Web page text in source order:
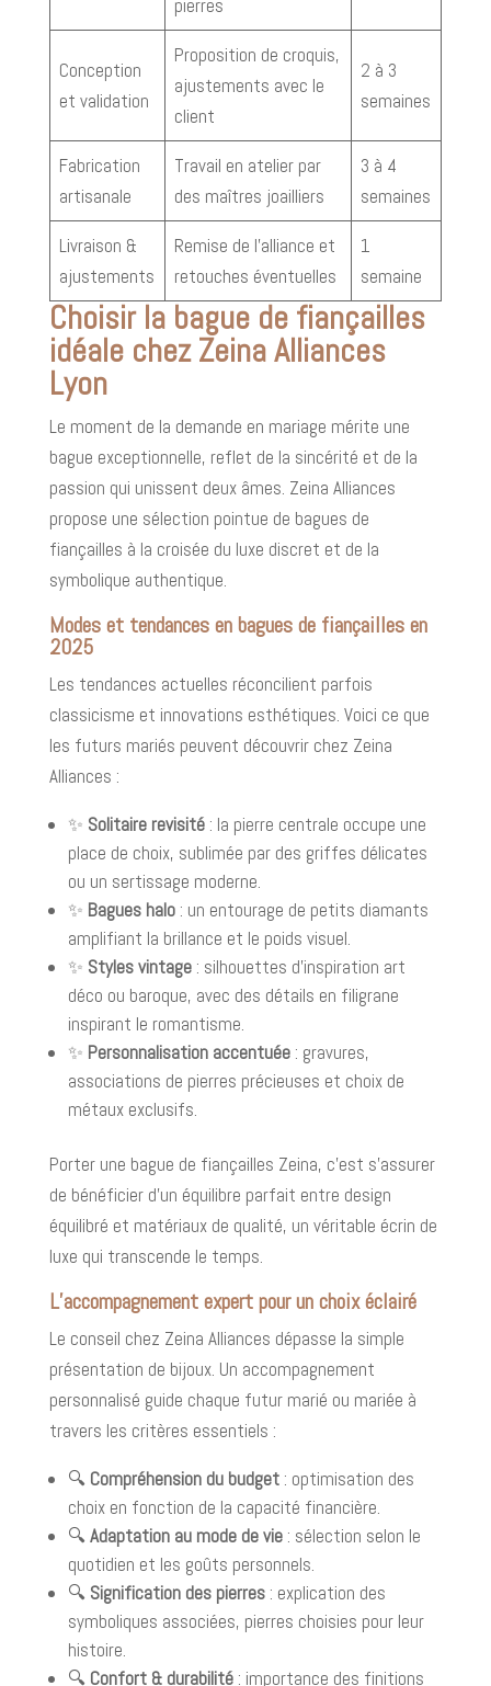
pierres
Conception
et validation
Proposition de croquis,
ajustements avec le
client
2 à 3
semaines
Fabrication
artisanale
Travail en atelier par
des maîtres joailliers
3 à 4
semaines
Livraison &
ajustements
Remise de l’alliance et
retouches éventuelles
1
semaine
Choisir la bague de fiançailles
idéale chez Zeina Alliances
Lyon
Le moment de la demande en mariage mérite une
bague exceptionnelle, reflet de la sincérité et de la
passion qui unissent deux âmes. Zeina Alliances
propose une sélection pointue de bagues de
fiançailles à la croisée du luxe discret et de la
symbolique authentique.
Modes et tendances en bagues de fiançailles en
2025
Les tendances actuelles réconcilient parfois
classicisme et innovations esthétiques. Voici ce que
les futurs mariés peuvent découvrir chez Zeina
Alliances :
✨ Solitaire revisité: la pierre centrale occupe une
place de choix, sublimée par des griffes délicates
ou un sertissage moderne.
✨ Bagues halo: un entourage de petits diamants
amplifiant la brillance et le poids visuel.
✨ Styles vintage: silhouettes d’inspiration art
déco ou baroque, avec des détails en filigrane
inspirant le romantisme.
✨ Personnalisation accentuée: gravures,
associations de pierres précieuses et choix de
métaux exclusifs.
Porter une bague de fiançailles Zeina, c’est s’assurer
de bénéficier d’un équilibre parfait entre design
équilibré et matériaux de qualité, un véritable écrin de
luxe qui transcende le temps.
L’accompagnement expert pour un choix éclairé
Le conseil chez Zeina Alliances dépasse la simple
présentation de bijoux. Un accompagnement
personnalisé guide chaque futur marié ou mariée à
travers les critères essentiels :
🔍 Compréhension du budget: optimisation des
choix en fonction de la capacité financière.
🔍Adaptation au mode de vie: sélection selon le
quotidien et les goûts personnels.
🔍 Signification des pierres: explication des
symboliques associées, pierres choisies pour leur
histoire.
🔍 Confort & durabilité: importance des finitions